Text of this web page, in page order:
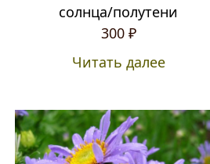
солнца/полутени
300 ₽
Читать далее